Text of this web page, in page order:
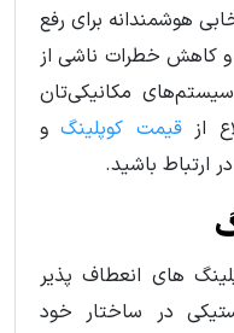
هوشمندانه برای رفع
و کاهش خطرات ناشی از
مکانیکی‌تان
ازقیمت کوپلینگو
ارتباط باشید.
های انعطاف پذیر
در ساختار خود